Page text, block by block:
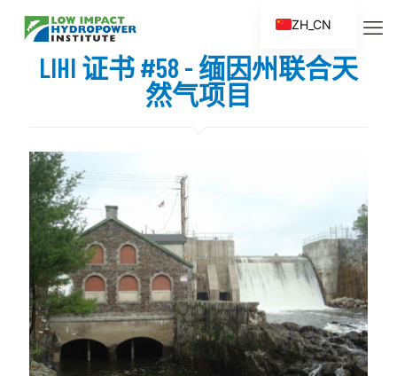
LIHI 证书 #58 - 缅因州联合天
然气项目
ZH_CN
EN
ES